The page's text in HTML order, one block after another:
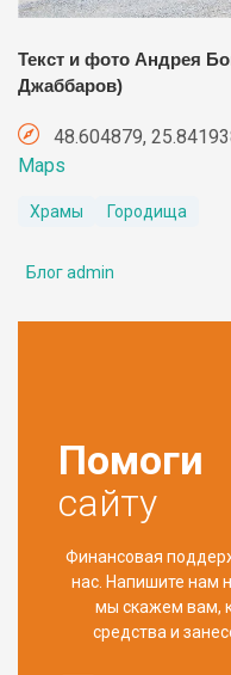
Текст и фото Андрея
Джаббаров)
48.604879,
Maps
Храмы Городища
Блог admin
Помоги
сайту
Финансовая
нас. Напишите нам
мы скажем вам,
средства и